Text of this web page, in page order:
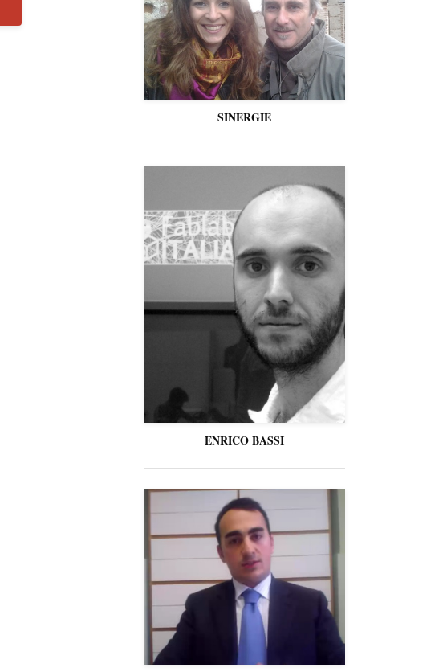
SINERGIE
ENRICO BASSI